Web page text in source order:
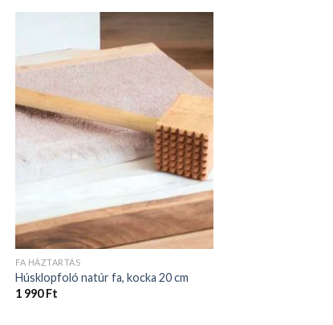
FA HÁZTARTÁS
Húsklopfoló natúr fa, kocka 20 cm
1 990Ft